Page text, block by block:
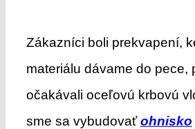
Zákazníci boli prekvapení,
materiálu dávame do pece,
očakávali oceľovú krbovú
sme sa vybudovaťohnisko